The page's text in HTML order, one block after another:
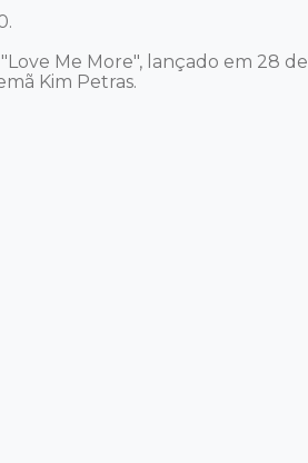
Me More", lançado em 28 de
Kim Petras.